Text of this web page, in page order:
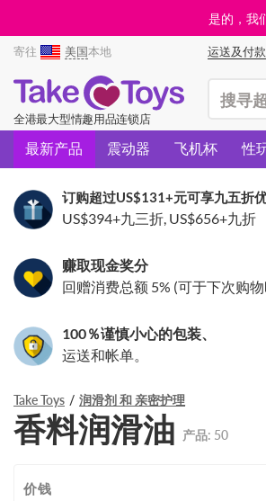
是的，我
寄往 美国本地 运送及付款
全港最大型情趣用品连锁店
最新产品 震动器 飞机杯 性
订购超过US$131+元可享九五折
US$394+九三折, US$656+九折
赚取现金奖分
回赠消费总额 5% (可于下次购
100％谨慎小心的包装、
运送和帐单。
Take Toys 润滑剂 和 亲密护理
香料润滑油 产品: 50
价钱